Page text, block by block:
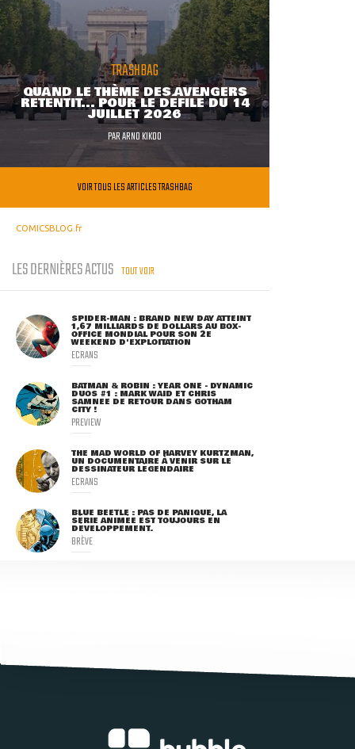
TRASHBAG
QUAND LE THÈME DES AVENGERS
RETENTIT... POUR LE DÉFILÉ DU 14
JUILLET 2026
PARARNO KIKOO
VOIR TOUS LES ARTICLES TRASHBAG
COMICSBLOG.fr
LES DERNIÈRES ACTUS TOUT VOIR
SPIDER-MAN : BRAND NEW DAY ATTEINT
1,67 MILLIARDS DE DOLLARS AU BOX-
OFFICE MONDIAL POUR SON 2E
WEEKEND D'EXPLOITATION
ECRANS
BATMAN & ROBIN : YEAR ONE - DYNAMIC
DUOS #1 : MARK WAID ET CHRIS
SAMNEE DE RETOUR DANS GOTHAM
CITY !
PREVIEW
THE MAD WORLD OF HARVEY KURTZMAN,
UN DOCUMENTAIRE À VENIR SUR LE
DESSINATEUR LÉGENDAIRE
ECRANS
BLUE BEETLE : PAS DE PANIQUE, LA
SÉRIE ANIMÉE EST TOUJOURS EN
DÉVELOPPEMENT.
BRÈVE